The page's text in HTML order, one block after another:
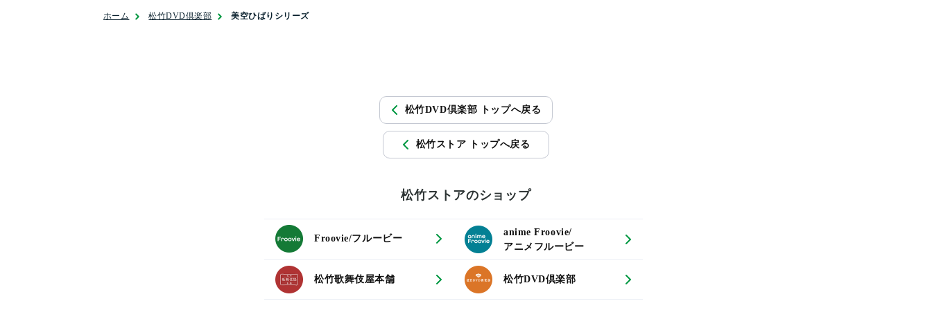
ホーム 松竹DVD倶楽部 美空ひばりシリーズ
松竹DVD倶楽部 トップへ戻る
松竹ストア トップへ戻る
松竹ストアのショップ
Froovie/フルービー
anime Froovie/
アニメフルービー
松竹歌舞伎屋本舗 松竹DVD倶楽部